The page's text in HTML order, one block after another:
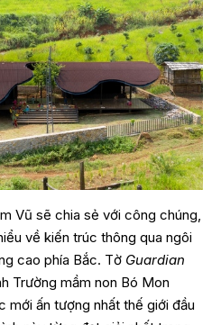
Vũ sẽ chia sẻ với công chúng,
về kiến trúc thông qua ngôi
cao phía Bắc. Tờ Guardian
Trường mầm non Bó Mon
mới ấn tượng nhất thế giới đầu